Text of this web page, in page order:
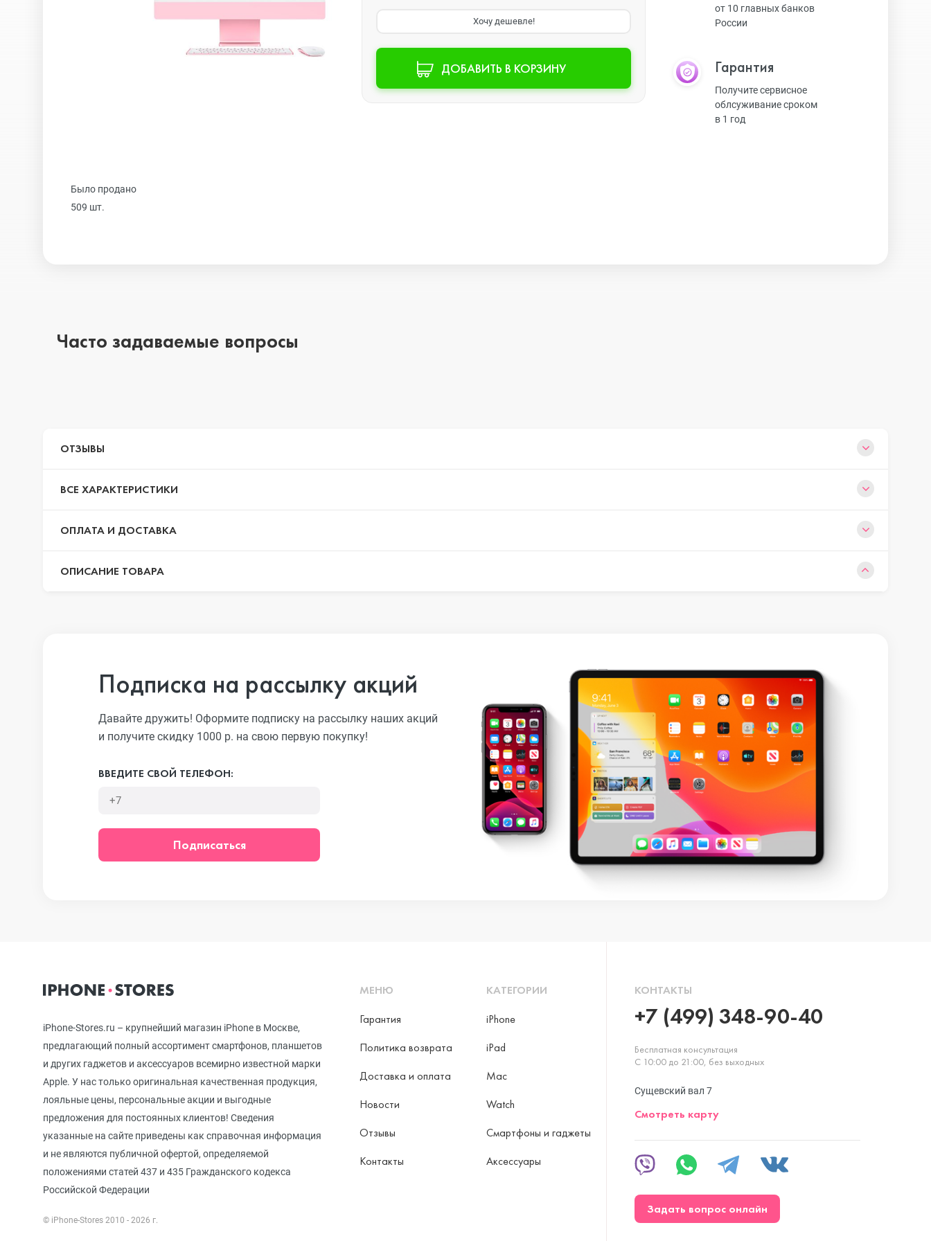
iPhone 15 Pro
iPhone 13 Pro Max
iPhone 13
iPhone 13 mini
iPhone 12 Pro Max
iPhone 11 Pro Max
iPhone 11 Pro
iPhone 11
iPhone XS Max
Watch SE 2
Watch SE
Хочу дешевле!
ДОБАВИТЬ В КОРЗИНУ
Было продано
509 шт.
от 10 главных банков
России
Гарантия
Получите сервисное
облсуживание сроком
в 1 год
Часто задаваемые вопросы
ОТЗЫВЫ
ВСЕ ХАРАКТЕРИСТИКИ
ОПЛАТА И ДОСТАВКА
ОПИСАНИЕ ТОВАРА
Подписка на рассылку акций
Давайте дружить! Оформите подписку на рассылку наших акций
и получите скидку 1000 р. на свою первую покупку!
ВВЕДИТЕ СВОЙ ТЕЛЕФОН:
Подписаться
iPhone-Stores.ru – крупнейший магазин iPhone в Москве,
предлагающий полный ассортимент смартфонов, планшетов
и других гаджетов и аксессуаров всемирно известной марки
Apple. У нас только оригинальная качественная продукция,
лояльные цены, персональные акции и выгодные
предложения для постоянных клиентов! Сведения
указанные на сайте приведены как справочная информация
и не являются публичной офертой, определяемой
положениями статей 437 и 435 Гражданского кодекса
Российской Федерации
© iPhone-Stores 2010 - 2026 г.
МЕНЮ
Гарантия
Политика возврата
Доставка и оплата
Новости
Отзывы
Контакты
КАТЕГОРИИ
iPhone
iPad
Mac
Watch
Смартфоны и гаджеты
Аксессуары
КОНТАКТЫ
+7 (499) 348-90-40
Бесплатная консультация
С 10:00 до 21:00, без выходных
Сущевский вал 7
Смотреть карту
Задать вопрос онлайн